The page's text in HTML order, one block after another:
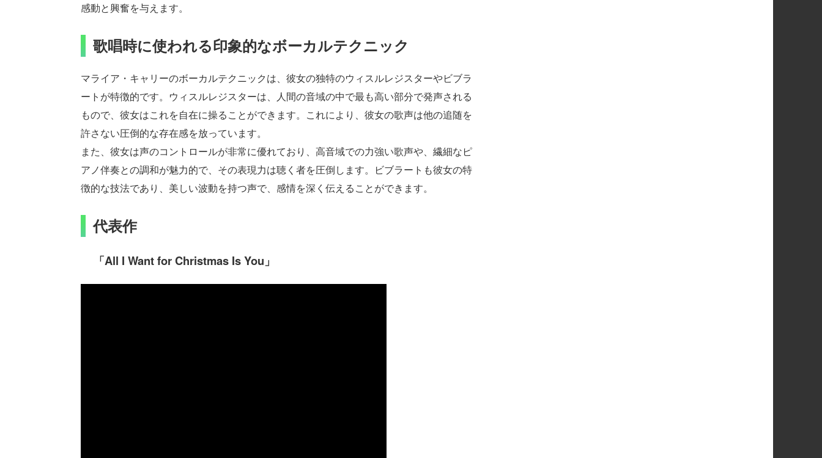
感動と興奮を与えます。
歌唱時に使われる印象的なボーカルテクニック
マライア・キャリーのボーカルテクニックは、彼女の独特のウィスルレジスターやビブラ
ートが特徴的です。ウィスルレジスターは、人間の音域の中で最も高い部分で発声される
もので、彼女はこれを自在に操ることができます。これにより、彼女の歌声は他の追随を
許さない圧倒的な存在感を放っています。
また、彼女は声のコントロールが非常に優れており、高音域での力強い歌声や、繊細なピ
アノ伴奏との調和が魅力的で、その表現力は聴く者を圧倒します。ビブラートも彼女の特
徴的な技法であり、美しい波動を持つ声で、感情を深く伝えることができます。
代表作
「All I Want for Christmas Is You」